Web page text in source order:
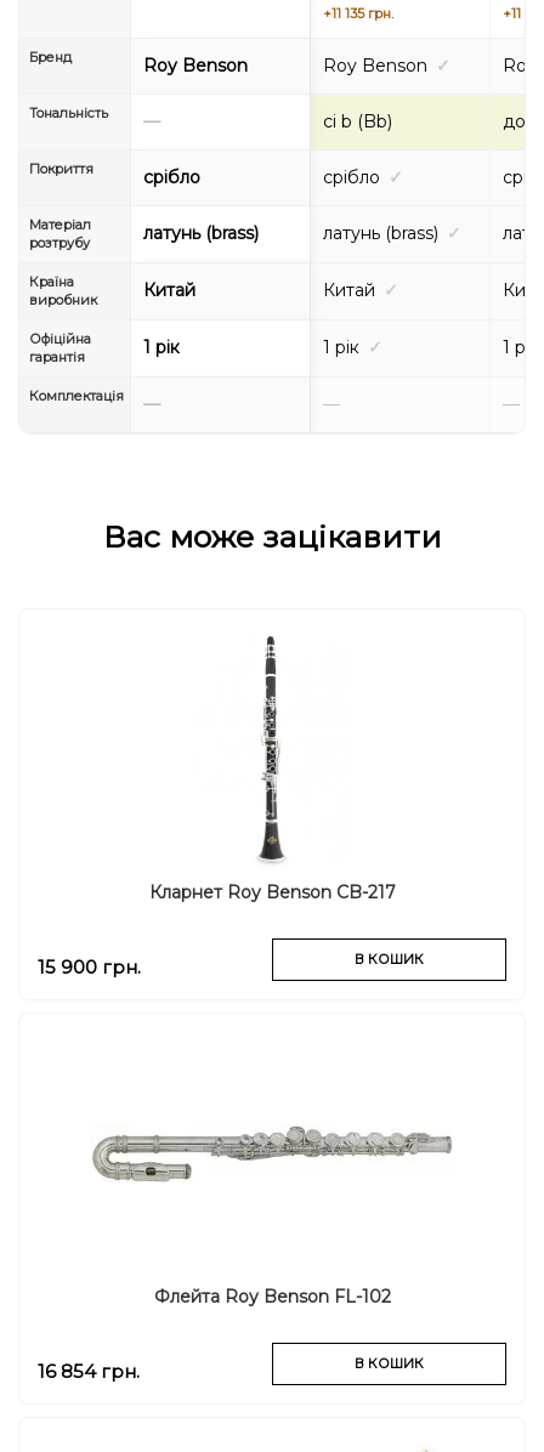
+11 135 грн. +11
Бренд Roy Benson Roy Benson ✓ Roy
Тональність — сі b (Bb) до
Покриття срібло срібло ✓
Матеріал
розтрубу
латунь (brass) латунь (brass) ✓
Країна
виробник
Китай Китай ✓
Офіційна
гарантія
1 рік 1 рік ✓ 1 рік
Комплектація — — —
Вас може зацікавити
Кларнет Roy Benson CB-217
15 900 грн. В КОШИК
Флейта Roy Benson FL-102
16 854 грн. В КОШИК